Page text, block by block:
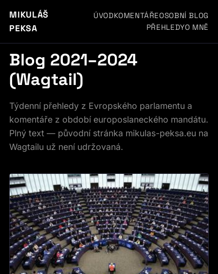
MIKULÁŠ
PEKSA
ÚVODKOMENTÁŘEOSOBNÍ BLOG
PŘEHLEDYO MNĚ
Blog 2021–2024
(Wagtail)
Týdenní přehledy z Evropského parlamentu a
komentáře z období europoslaneckého mandátu.
Plný text — původní stránka mikulas-peksa.eu na
Wagtailu už není udržovaná.